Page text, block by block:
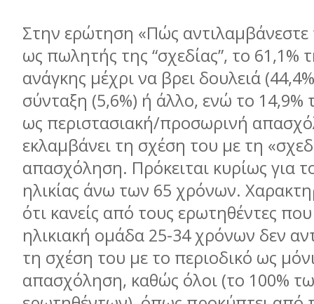
Στην ερώτηση «Πώς
ως πωλητής της “σχεδίας”, το 61,1%
ανάγκης μέχρι να βρει δουλειά
σύνταξη (5,6%) ή άλλο, ενώ το 14,9%
ως περιστασιακή/προσωρινή
εκλαμβάνει τη σχέση του με τη
απασχόληση. Πρόκειται κυρίως για
ηλικίας άνω των 65 χρόνων.
ότι κανείς από τους ερωτηθέντες
ηλικιακή ομάδα 25-34 χρόνων δεν
τη σχέση του με το περιοδικό ως
απασχόληση, καθώς όλοι (το 100%